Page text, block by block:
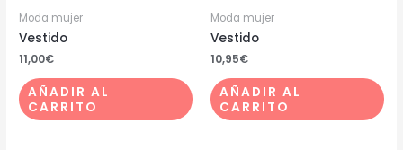
Moda mujer
Vestido
11,00€
AÑADIR AL
CARRITO
Moda mujer
Vestido
10,95€
AÑADIR AL
CARRITO